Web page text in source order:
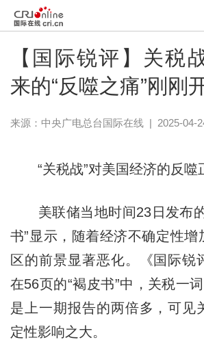
【国际锐评】关税
来的“反噬之痛”刚刚
来源：中央广电总台国际在线| 2025-04-
“关税战”对美国经济的反噬
美联储当地时间23日发布的
书”显示，随着经济不确定性增
区的前景显著恶化。《国际锐
在56页的“褐皮书”中，关税一
是上一期报告的两倍多，可见
定性影响之大。